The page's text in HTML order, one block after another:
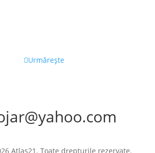
Urmărește
Atlas21. Toate drepturile rezervate.